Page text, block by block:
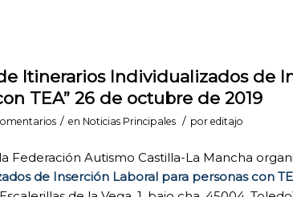
Itinerarios Individualizados de
TEA” 26 de octubre de 2019
/ en Noticias Principales / por editajo
la Federación Autismo Castilla-La Mancha
de Inserción Laboral para personas con